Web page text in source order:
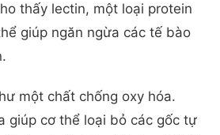
thấy lectin, một loại protein
giúp ngăn ngừa các tế bào
một chất chống oxy hóa.
giúp cơ thể loại bỏ các gốc tự